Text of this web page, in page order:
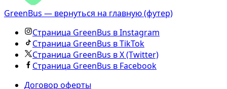
GreenBus — вернуться на главную (футер)
Страница GreenBus в Instagram
Страница GreenBus в TikTok
Страница GreenBus в X (Twitter)
Страница GreenBus в Facebook
Договор оферты